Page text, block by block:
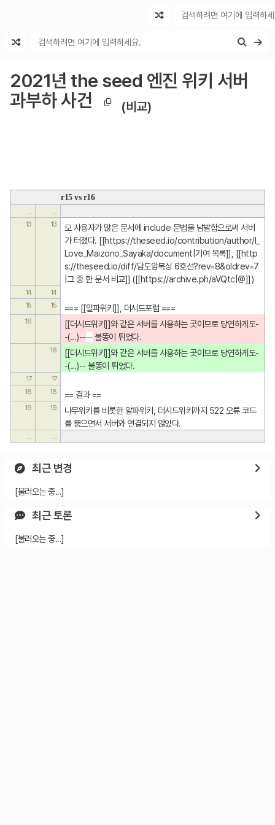
2021년 the seed 엔진 위키 서버
과부하 사건
(비교)
r15 vs r16
...
...
13
13
모 사용자가 많은 문서에 include 문법을 남발함으로써 서버
가 터졌다. [[https://theseed.io/contribution/author/I_
Love_Maizono_Sayaka/document|기여 목록]], [[http
s://theseed.io/diff/담도암복싱 6호선?rev=8&oldrev=7
|그 중 한 문서 비교]] ([[https://archive.ph/aVQtc|@]])
14
14
15
15 === [[알파위키]], 더시드포럼 ===
16
[[더시드위키]]와 같은 서버를 사용하는 곳이므로 당연하게도-
-(...)---- 불똥이 튀었다.
16
[[더시드위키]]와 같은 서버를 사용하는 곳이므로 당연하게도-
-(...)-- 불똥이 튀었다.
17
17
18
18 == 결과 ==
19 19
나무위키를 비롯한 알파위키, 더시드위키까지 522 오류 코드
를 뿜으면서 서버와 연결되지 않았다.
... ...
최근 변경
[불러오는 중...]
최근 토론
[불러오는 중...]